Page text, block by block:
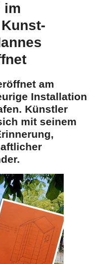
im
am
Installation
Künstler
mit seinem